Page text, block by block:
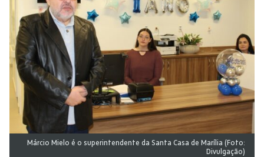
Márcio Mielo é o superintendente da Santa Casa de Marília (Foto:
Divulgação)